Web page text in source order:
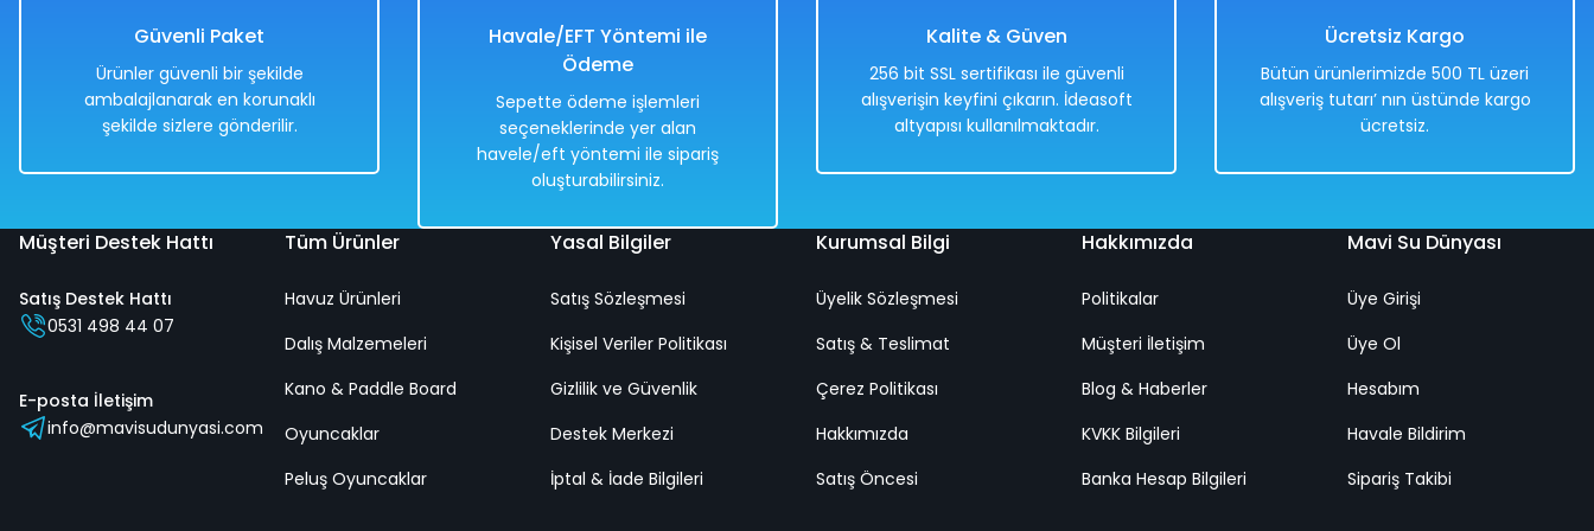
509,00 TL
Kargo
Işıklı Sesli Köstebek Vurma Oyunu Mavi Renkli | Köstebek Basma Oyunu | 13 cm x 12 Cm
%50
1.018,00 TL
Güvenli Paket
Ürünler güvenli bir şekilde
ambalajlanarak en korunaklı
şekilde sizlere gönderilir.
Havale/EFT Yöntemi ile
Ödeme
Sepette ödeme işlemleri
seçeneklerinde yer alan
havele/eft yöntemi ile sipariş
oluşturabilirsiniz.
Kalite & Güven
256 bit SSL sertifikası ile güvenli
alışverişin keyfini çıkarın. İdeasoft
altyapısı kullanılmaktadır.
Ücretsiz Kargo
Bütün ürünlerimizde 500 TL üzeri
alışveriş tutarı’ nın üstünde kargo
ücretsiz.
Müşteri Destek Hattı
Satış Destek Hattı
0531 498 44 07
E-posta İletişim
info@mavisudunyasi.com
Tüm Ürünler
Havuz Ürünleri
Dalış Malzemeleri
Kano & Paddle Board
Oyuncaklar
Peluş Oyuncaklar
Yasal Bilgiler
Satış Sözleşmesi
Kişisel Veriler Politikası
Gizlilik ve Güvenlik
Destek Merkezi
İptal & İade Bilgileri
Kurumsal Bilgi
Üyelik Sözleşmesi
Satış & Teslimat
Çerez Politikası
Hakkımızda
Satış Öncesi
Hakkımızda
Politikalar
Müşteri İletişim
Blog & Haberler
KVKK Bilgileri
Banka Hesap Bilgileri
Mavi Su Dünyası
Üye Girişi
Üye Ol
Hesabım
Havale Bildirim
Sipariş Takibi